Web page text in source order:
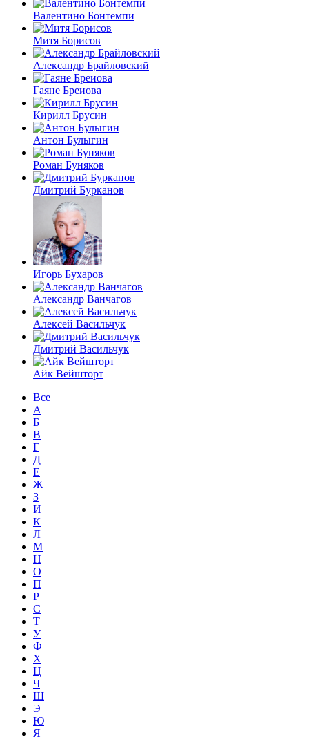
Валентино Бонтемпи
Митя Борисов
Александр Брайловский
Гаяне Бреиова
Кирилл Брусин
Антон Булыгин
Роман Буняков
Дмитрий Бурканов
Игорь Бухаров
Александр Ванчагов
Алексей Васильчук
Дмитрий Васильчук
Айк Вейшторт
Все
А
Б
В
Г
Д
Е
Ж
З
И
К
Л
М
Н
О
П
Р
С
Т
У
Ф
Х
Ц
Ч
Ш
Э
Ю
Я